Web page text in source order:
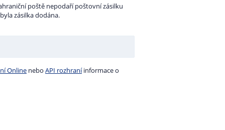
poště nepodaří poštovní zásilku
zásilka dodána.
Online nebo API rozhraníinformace o